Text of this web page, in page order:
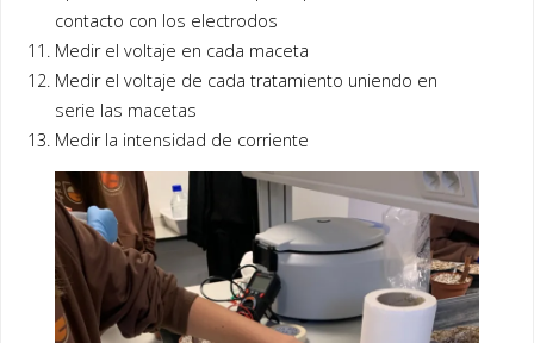
contacto con los electrodos
Medir el voltaje en cada maceta
Medir el voltaje de cada tratamiento uniendo en
serie las macetas
Medir la intensidad de corriente